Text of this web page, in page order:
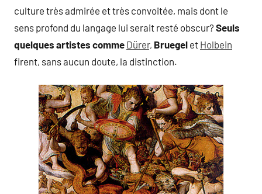
culture très admirée et très convoitée, mais dont le
sens profond du langage lui serait resté obscur? Seuls
quelques artistes comme Dürer, Bruegel et Holbein
firent, sans aucun doute, la distinction.